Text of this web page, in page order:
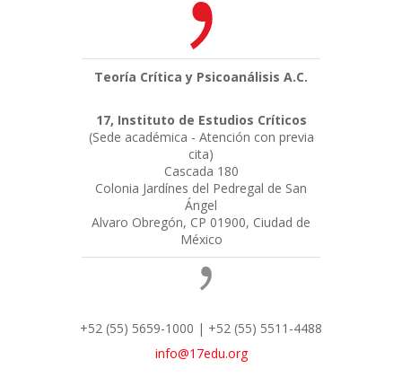
Teoría Crítica y Psicoanálisis A.C.
17, Instituto de Estudios Críticos
(Sede académica - Atención con previa
cita)
Cascada 180
Colonia Jardínes del Pedregal de San
Ángel
Alvaro Obregón, CP 01900, Ciudad de
México
+52 (55) 5659-1000 | +52 (55) 5511-4488
info@17edu.org